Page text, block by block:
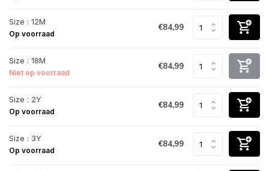
Size : 12M
Op voorraad
€84,99
Size : 18M
Niet op voorraad
€84,99
Size : 2Y
Op voorraad
€84,99
Size : 3Y
Op voorraad
€84,99